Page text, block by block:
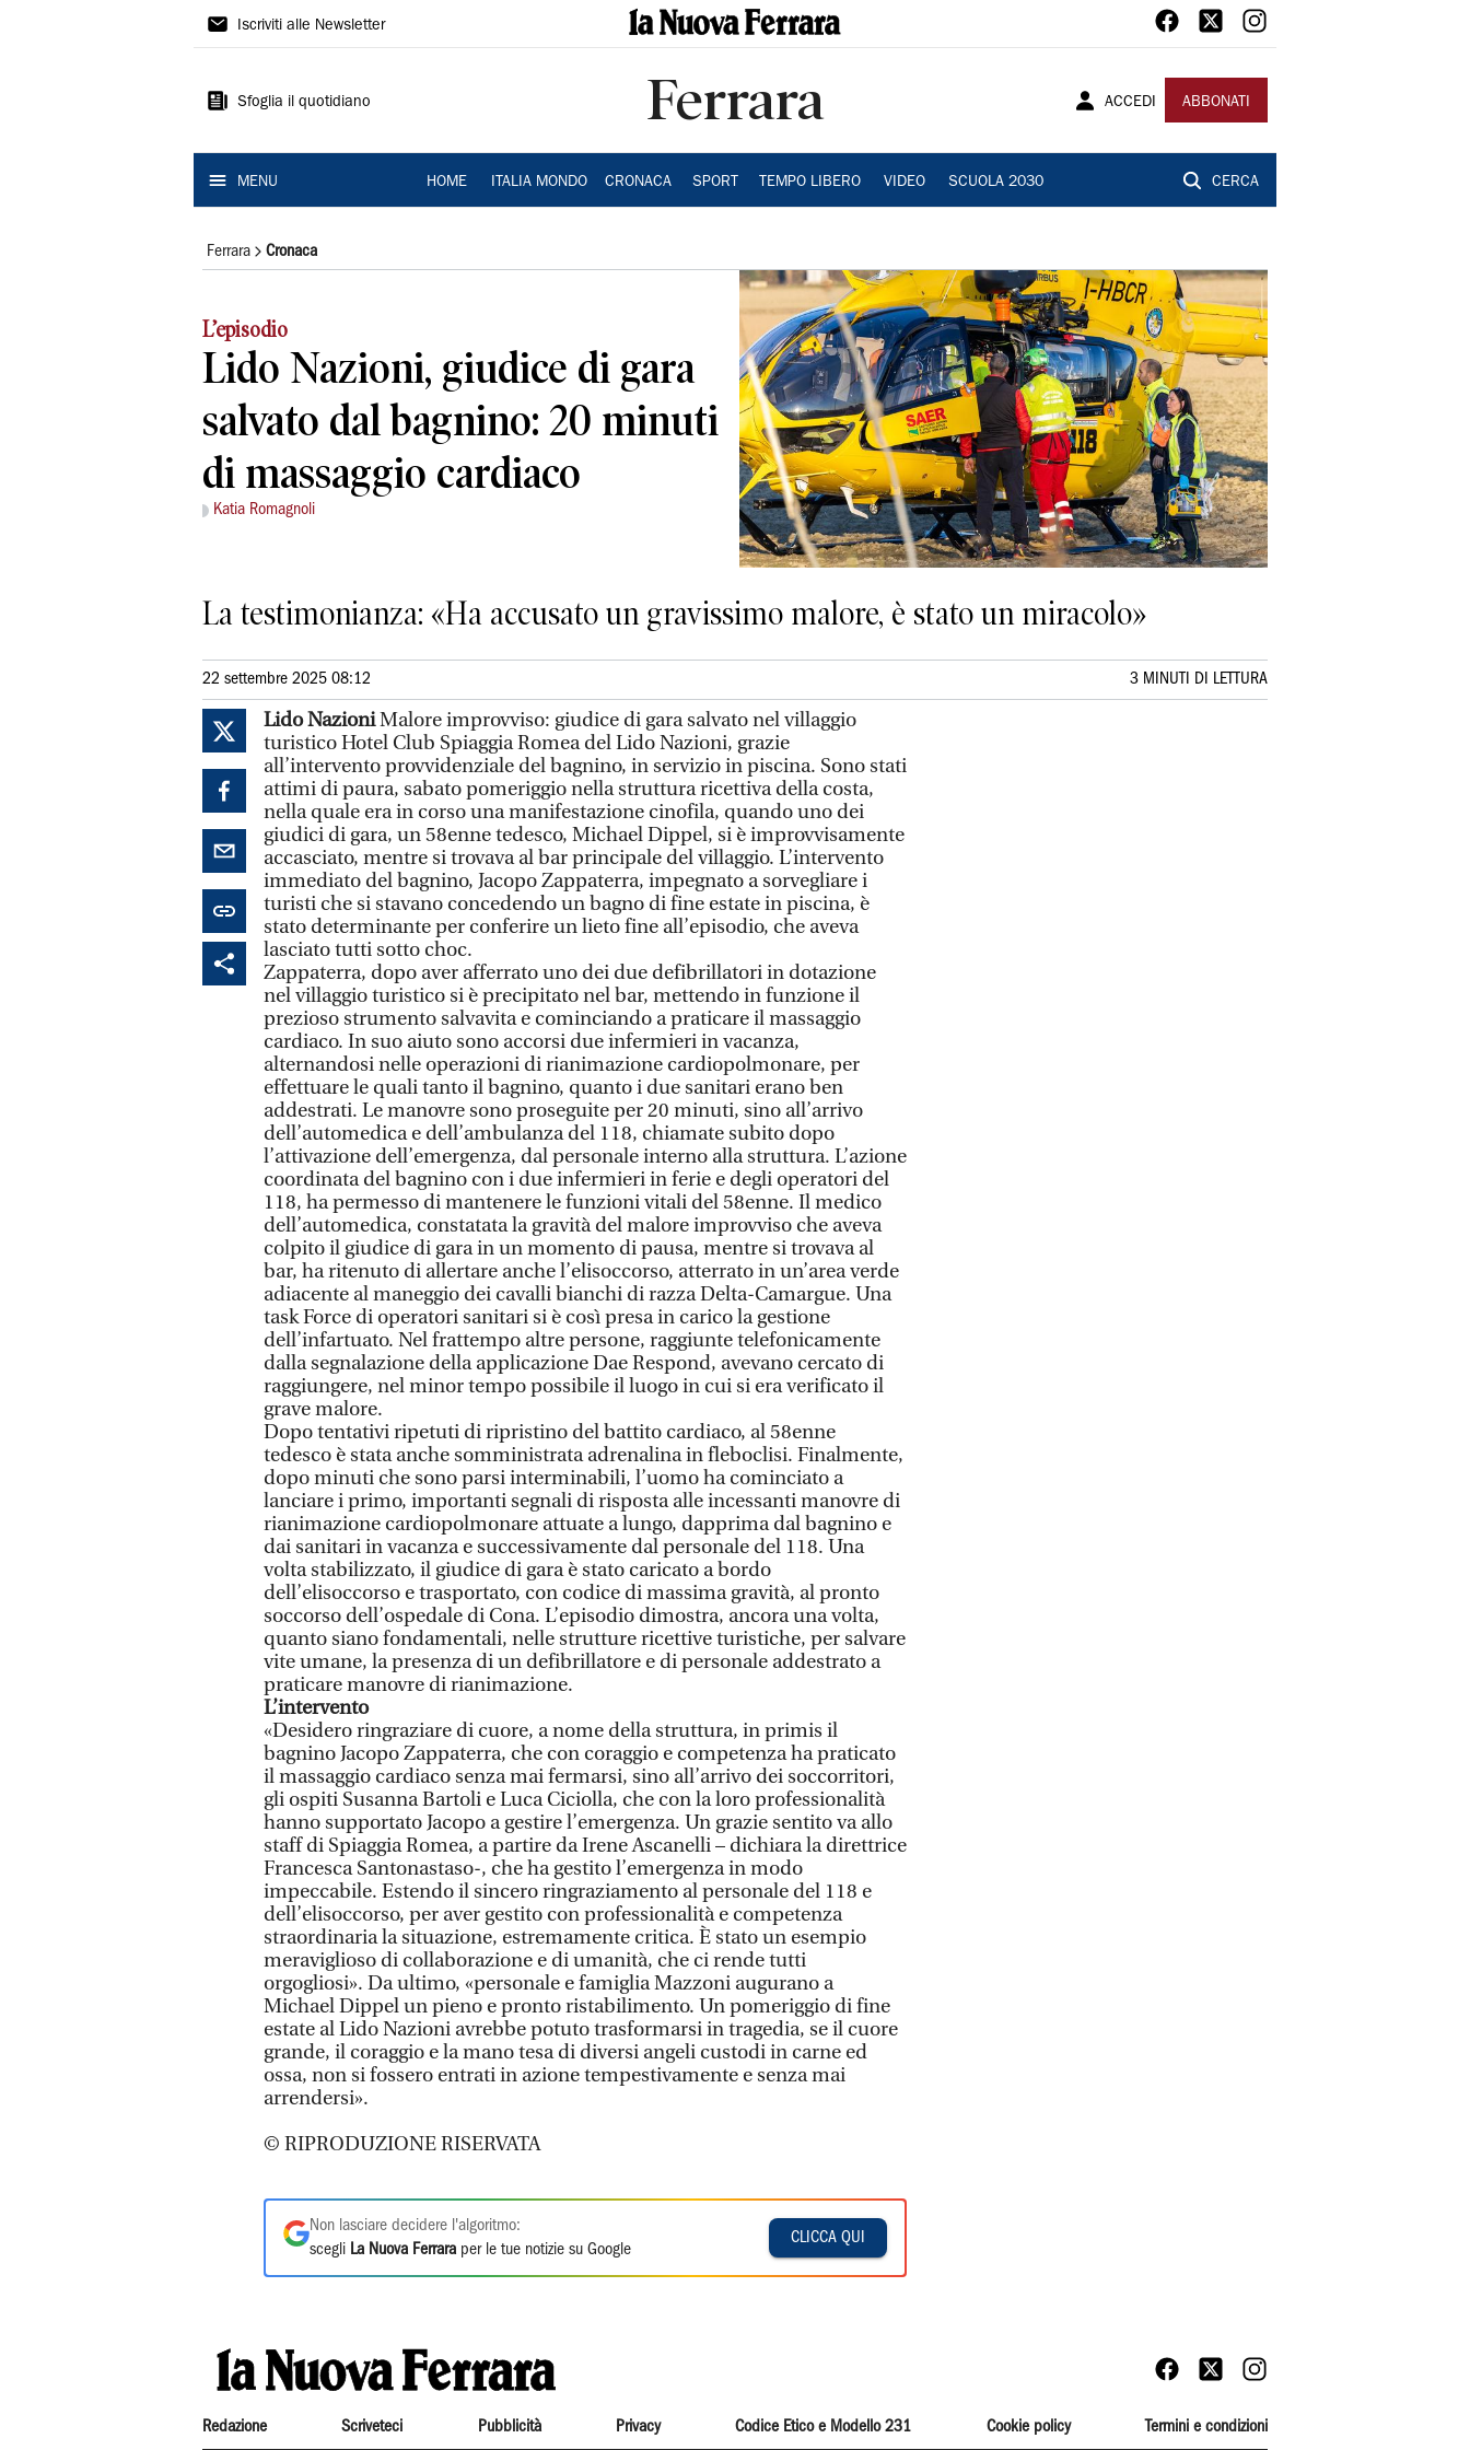
La
Ferrara
Iscriviti alle Newsletter
Sfoglia il quotidiano Ferrara ACCEDI ABBONATI
MENU HOME ITALIA MONDO CRONACA SPORT TEMPO LIBERO VIDEO SCUOLA 2030 CERCA
Ferrara Cronaca
L’episodio
Lido Nazioni, giudice di gara
salvato dal bagnino: 20 minuti
di massaggio cardiaco
Katia Romagnoli
La testimonianza: «Ha accusato un gravissimo malore, è stato un miracolo»
22 settembre 2025 08:12 3 MINUTI DI LETTURA
Lido NazioniMalore improvviso: giudice di gara salvato nel villaggio
turistico Hotel Club Spiaggia Romea del Lido Nazioni, grazie
all’intervento provvidenziale del bagnino, in servizio in piscina. Sono stati
attimi di paura, sabato pomeriggio nella struttura ricettiva della costa,
nella quale era in corso una manifestazione cinofila, quando uno dei
giudici di gara, un 58enne tedesco, Michael Dippel, si è improvvisamente
accasciato, mentre si trovava al bar principale del villaggio. L’intervento
immediato del bagnino, Jacopo Zappaterra, impegnato a sorvegliare i
turisti che si stavano concedendo un bagno di fine estate in piscina, è
stato determinante per conferire un lieto fine all’episodio, che aveva
lasciato tutti sotto choc.
Zappaterra, dopo aver afferrato uno dei due defibrillatori in dotazione
nel villaggio turistico si è precipitato nel bar, mettendo in funzione il
prezioso strumento salvavita e cominciando a praticare il massaggio
cardiaco. In suo aiuto sono accorsi due infermieri in vacanza,
alternandosi nelle operazioni di rianimazione cardiopolmonare, per
effettuare le quali tanto il bagnino, quanto i due sanitari erano ben
addestrati. Le manovre sono proseguite per 20 minuti, sino all’arrivo
dell’automedica e dell’ambulanza del 118, chiamate subito dopo
l’attivazione dell’emergenza, dal personale interno alla struttura. L’azione
coordinata del bagnino con i due infermieri in ferie e degli operatori del
118, ha permesso di mantenere le funzioni vitali del 58enne. Il medico
dell’automedica, constatata la gravità del malore improvviso che aveva
colpito il giudice di gara in un momento di pausa, mentre si trovava al
bar, ha ritenuto di allertare anche l’elisoccorso, atterrato in un’area verde
adiacente al maneggio dei cavalli bianchi di razza Delta-Camargue. Una
task Force di operatori sanitari si è così presa in carico la gestione
dell’infartuato. Nel frattempo altre persone, raggiunte telefonicamente
dalla segnalazione della applicazione Dae Respond, avevano cercato di
raggiungere, nel minor tempo possibile il luogo in cui si era verificato il
grave malore.
Dopo tentativi ripetuti di ripristino del battito cardiaco, al 58enne
tedesco è stata anche somministrata adrenalina in fleboclisi. Finalmente,
dopo minuti che sono parsi interminabili, l’uomo ha cominciato a
lanciare i primo, importanti segnali di risposta alle incessanti manovre di
rianimazione cardiopolmonare attuate a lungo, dapprima dal bagnino e
dai sanitari in vacanza e successivamente dal personale del 118. Una
volta stabilizzato, il giudice di gara è stato caricato a bordo
dell’elisoccorso e trasportato, con codice di massima gravità, al pronto
soccorso dell’ospedale di Cona. L’episodio dimostra, ancora una volta,
quanto siano fondamentali, nelle strutture ricettive turistiche, per salvare
vite umane, la presenza di un defibrillatore e di personale addestrato a
praticare manovre di rianimazione.
L’intervento
«Desidero ringraziare di cuore, a nome della struttura, in primis il
bagnino Jacopo Zappaterra, che con coraggio e competenza ha praticato
il massaggio cardiaco senza mai fermarsi, sino all’arrivo dei soccorritori,
gli ospiti Susanna Bartoli e Luca Ciciolla, che con la loro professionalità
hanno supportato Jacopo a gestire l’emergenza. Un grazie sentito va allo
staff di Spiaggia Romea, a partire da Irene Ascanelli – dichiara la direttrice
Francesca Santonastaso-, che ha gestito l’emergenza in modo
impeccabile. Estendo il sincero ringraziamento al personale del 118 e
dell’elisoccorso, per aver gestito con professionalità e competenza
straordinaria la situazione, estremamente critica. È stato un esempio
meraviglioso di collaborazione e di umanità, che ci rende tutti
orgogliosi». Da ultimo, «personale e famiglia Mazzoni augurano a
Michael Dippel un pieno e pronto ristabilimento. Un pomeriggio di fine
estate al Lido Nazioni avrebbe potuto trasformarsi in tragedia, se il cuore
grande, il coraggio e la mano tesa di diversi angeli custodi in carne ed
ossa, non si fossero entrati in azione tempestivamente e senza mai
arrendersi».
© RIPRODUZIONE RISERVATA
Non lasciare decidere l'algoritmo:
scegli La Nuova Ferrara per le tue notizie su Google
CLICCA QUI
Redazione Scriveteci Pubblicità Privacy Codice Etico e Modello 231 Cookie policy Termini e condizioni